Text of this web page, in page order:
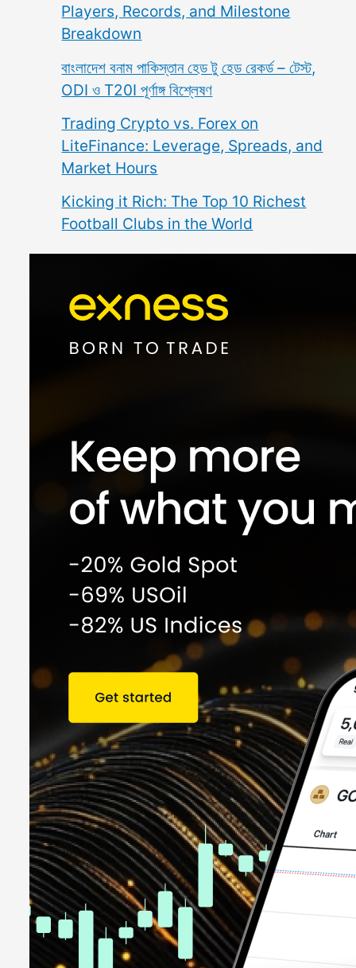
Players, Records, and Milestone
Breakdown
বাংলাদেশ বনাম পাকিস্তান হেড টু হেড রেকর্ড – টেস্ট,
ODI ও T20I পূর্ণাঙ্গ বিশ্লেষণ
Trading Crypto vs. Forex on
LiteFinance: Leverage, Spreads, and
Market Hours
Kicking it Rich: The Top 10 Richest
Football Clubs in the World